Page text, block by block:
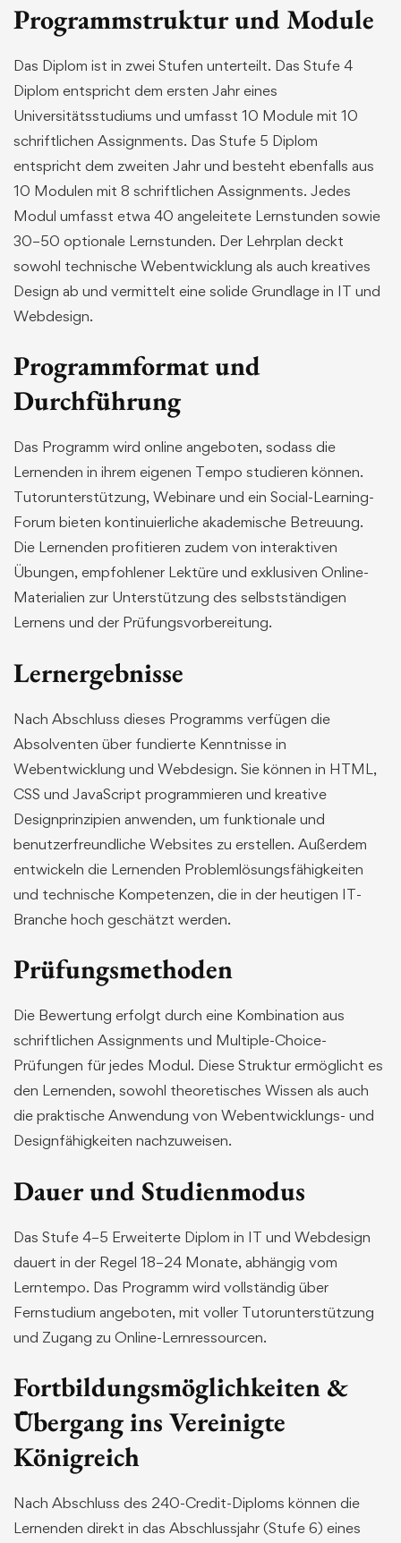
Programmstruktur und Module
Das Diplom ist in zwei Stufen unterteilt. Das Stufe 4
Diplom entspricht dem ersten Jahr eines
Universitätsstudiums und umfasst 10 Module mit 10
schriftlichen Assignments. Das Stufe 5 Diplom
entspricht dem zweiten Jahr und besteht ebenfalls aus
10 Modulen mit 8 schriftlichen Assignments. Jedes
Modul umfasst etwa 40 angeleitete Lernstunden sowie
30–50 optionale Lernstunden. Der Lehrplan deckt
sowohl technische Webentwicklung als auch kreatives
Design ab und vermittelt eine solide Grundlage in IT und
Webdesign.
Programmformat und
Durchführung
Das Programm wird online angeboten, sodass die
Lernenden in ihrem eigenen Tempo studieren können.
Tutorunterstützung, Webinare und ein Social-Learning-
Forum bieten kontinuierliche akademische Betreuung.
Die Lernenden profitieren zudem von interaktiven
Übungen, empfohlener Lektüre und exklusiven Online-
Materialien zur Unterstützung des selbstständigen
Lernens und der Prüfungsvorbereitung.
Lernergebnisse
Nach Abschluss dieses Programms verfügen die
Absolventen über fundierte Kenntnisse in
Webentwicklung und Webdesign. Sie können in HTML,
CSS und JavaScript programmieren und kreative
Designprinzipien anwenden, um funktionale und
benutzerfreundliche Websites zu erstellen. Außerdem
entwickeln die Lernenden Problemlösungsfähigkeiten
und technische Kompetenzen, die in der heutigen IT-
Branche hoch geschätzt werden.
Prüfungsmethoden
Die Bewertung erfolgt durch eine Kombination aus
schriftlichen Assignments und Multiple-Choice-
Prüfungen für jedes Modul. Diese Struktur ermöglicht es
den Lernenden, sowohl theoretisches Wissen als auch
die praktische Anwendung von Webentwicklungs- und
Designfähigkeiten nachzuweisen.
Dauer und Studienmodus
Das Stufe 4–5 Erweiterte Diplom in IT und Webdesign
dauert in der Regel 18–24 Monate, abhängig vom
Lerntempo. Das Programm wird vollständig über
Fernstudium angeboten, mit voller Tutorunterstützung
und Zugang zu Online-Lernressourcen.
Fortbildungsmöglichkeiten &
Übergang ins Vereinigte
Königreich
Nach Abschluss des 240-Credit-Diploms können die
Lernenden direkt in das Abschlussjahr (Stufe 6) eines